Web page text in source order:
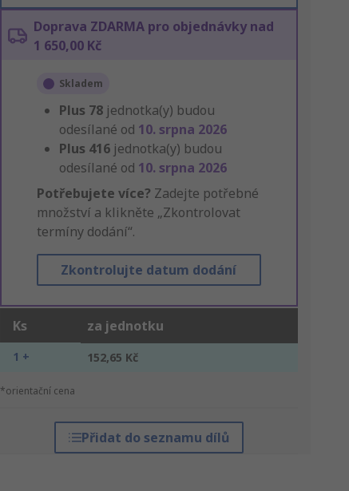
Doprava ZDARMA pro objednávky nad
1 650,00 Kč
Skladem
Plus 78 jednotka(y) budou
odesílané od 10. srpna 2026
Plus 416 jednotka(y) budou
odesílané od 10. srpna 2026
Potřebujete více? Zadejte potřebné
množství a klikněte „Zkontrolovat
termíny dodání“.
Zkontrolujte datum dodání
Ks za jednotku
1 + 152,65 Kč
*orientační cena
Přidat do seznamu dílů